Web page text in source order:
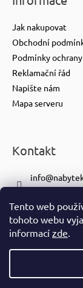
Tento web
tohoto webu
informací zde.
Jak nakupovat
Obchodní
Podmínky
Reklamační řád
Napište nám
Mapa serveru
Kontakt
info@
+420 601
https://